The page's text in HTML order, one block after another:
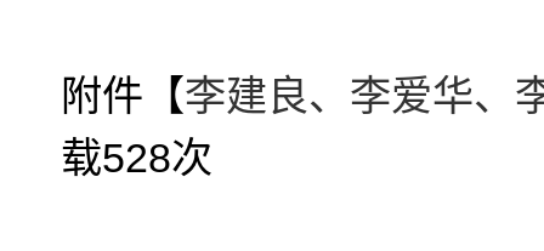
附件【李建良、李爱华、
载528次